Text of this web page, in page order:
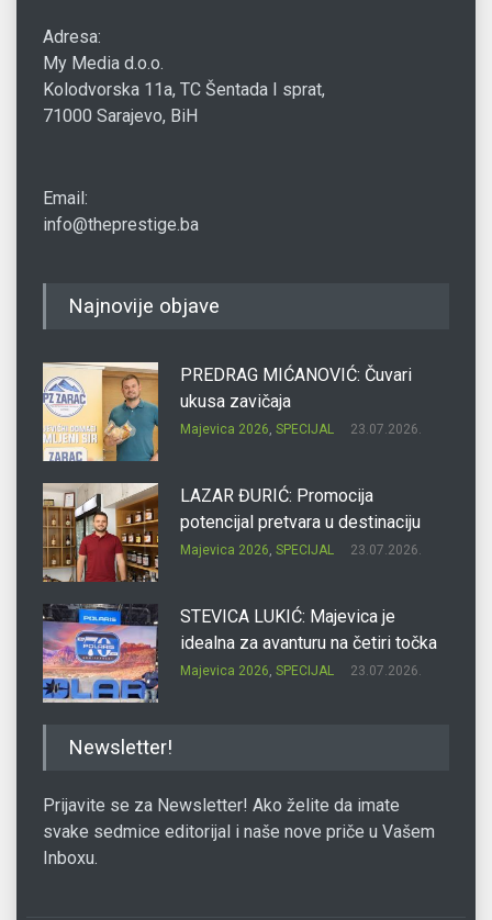
Adresa:
My Media d.o.o.
Kolodvorska 11a, TC Šentada I sprat,
71000 Sarajevo, BiH
Email:
info@theprestige.ba
Najnovije objave
PREDRAG MIĆANOVIĆ: Čuvari
ukusa zavičaja
Majevica 2026, SPECIJAL 23.07.2026.
LAZAR ĐURIĆ: Promocija
potencijal pretvara u destinaciju
Majevica 2026, SPECIJAL 23.07.2026.
STEVICA LUKIĆ: Majevica je
idealna za avanturu na četiri točka
Majevica 2026, SPECIJAL 23.07.2026.
Newsletter!
Prijavite se za Newsletter! Ako želite da imate
svake sedmice editorijal i naše nove priče u Vašem
Inboxu.